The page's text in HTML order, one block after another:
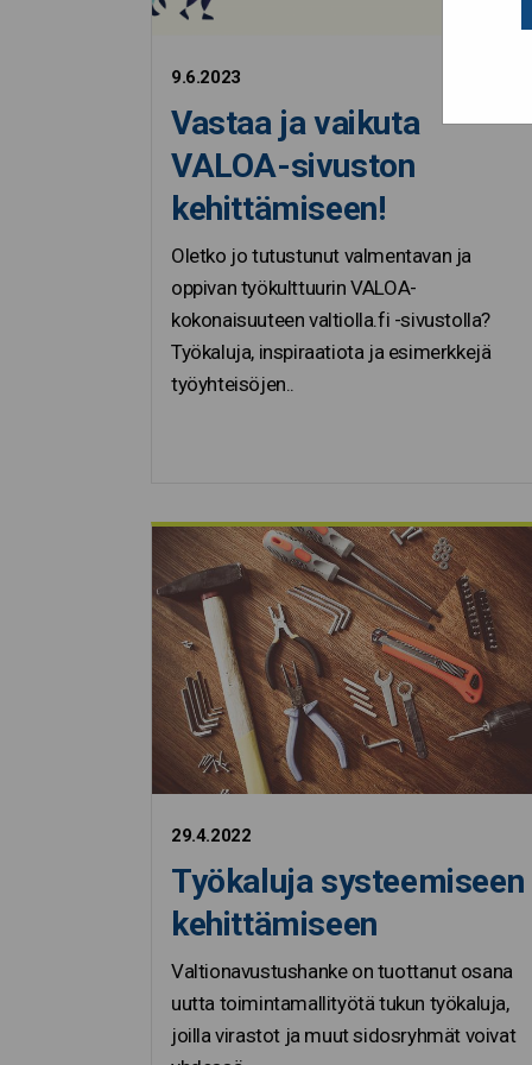
9.6.2023
Vastaa ja vaikuta
VALOA-sivuston
kehittämiseen!
Oletko jo tutustunut valmentavan ja
oppivan työkulttuurin VALOA-
kokonaisuuteen valtiolla.fi -sivustolla?
Työkaluja, inspiraatiota ja esimerkkejä
työyhteisöjen..
29.4.2022
Työkaluja systeemiseen
kehittämiseen
Valtionavustushanke on tuottanut osana
uutta toimintamallityötä tukun työkaluja,
joilla virastot ja muut sidosryhmät voivat